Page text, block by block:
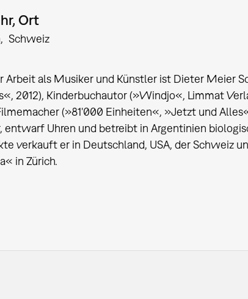
Ort
Schweiz
Arbeit als Musiker und Künstler ist Dieter Meier
2012), Kinderbuchautor (»Windjo«, Limmat
(»81'000 Einheiten«, »Jetzt und
entwarf Uhren und betreibt in Argentinien
verkauft er in Deutschland, USA, der Schweiz
in Zürich.